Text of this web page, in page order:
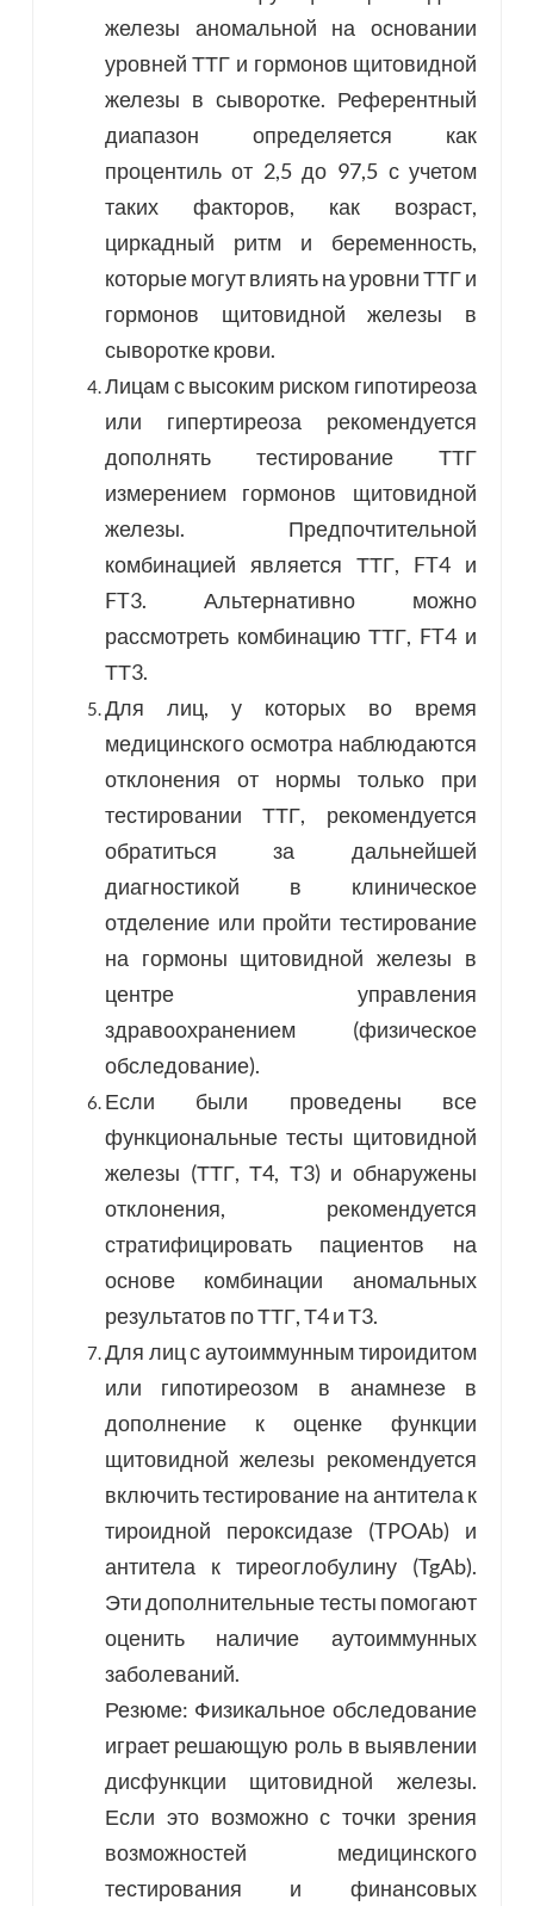
железы аномальной на основании
уровней ТТГ и гормонов щитовидной
железы в сыворотке. Референтный
диапазон определяется как
процентиль от 2,5 до 97,5 с учетом
таких факторов, как возраст,
циркадный ритм и беременность,
которые могут влиять на уровни ТТГ и
гормонов щитовидной железы в
сыворотке крови.
Лицам с высоким риском гипотиреоза
или гипертиреоза рекомендуется
дополнять тестирование ТТГ
измерением гормонов щитовидной
железы. Предпочтительной
комбинацией является ТТГ, FT4 и
FT3. Альтернативно можно
рассмотреть комбинацию ТТГ, FT4 и
ТТ3.
Для лиц, у которых во время
медицинского осмотра наблюдаются
отклонения от нормы только при
тестировании ТТГ, рекомендуется
обратиться за дальнейшей
диагностикой в ​​клиническое
отделение или пройти тестирование
на гормоны щитовидной железы в
центре управления
здравоохранением (физическое
обследование).
Если были проведены все
функциональные тесты щитовидной
железы (ТТГ, Т4, Т3) и обнаружены
отклонения, рекомендуется
стратифицировать пациентов на
основе комбинации аномальных
результатов по ТТГ, Т4 и Т3.
Для лиц с аутоиммунным тироидитом
или гипотиреозом в анамнезе в
дополнение к оценке функции
щитовидной железы рекомендуется
включить тестирование на антитела к
тироидной пероксидазе (TPOAb) и
антитела к тиреоглобулину (TgAb).
Эти дополнительные тесты помогают
оценить наличие аутоиммунных
заболеваний.
Резюме: Физикальное обследование
играет решающую роль в выявлении
дисфункции щитовидной железы.
Если это возможно с точки зрения
возможностей медицинского
тестирования и финансовых